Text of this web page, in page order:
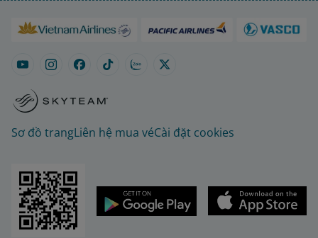
Sơ đồ trangLiên hệ mua véCài đặt cookies